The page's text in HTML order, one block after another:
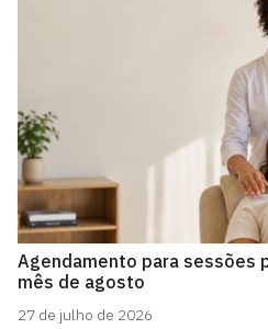
Agendamento para sessões
mês de agosto
27 de julho de 2026